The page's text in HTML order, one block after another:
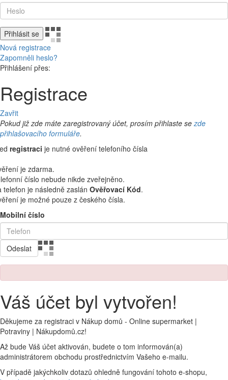
Přihlásit se
Nová registrace
Zapomněli heslo?
Přihlášení přes:
Registrace
Zavřit
Pokud již zde máte zaregistrovaný účet, prosím přihlaste se zde
přihlašovacího formuláře.
registraci je nutné ověření telefoního čísla
je zdarma.
číslo nebude nikde zveřejněno.
telefon je následně zaslán Ověřovací Kód.
je možné pouze z českého čísla.
Mobilní číslo
Odeslat
Váš účet byl vytvořen!
Děkujeme za registraci v Nákup domů - Online supermarket |
Potraviny | Nákupdomů.cz!
Až bude Váš účet aktivován, budete o tom informován(a)
administrátorem obchodu prostřednictvím Vašeho e-mailu.
V případě jakýchkoliv dotazů ohledně fungování tohoto e-shopu,